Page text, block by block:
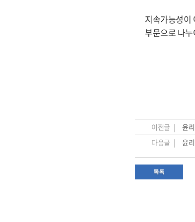
지속가능성이
부문으로 나
이전글 |
윤
다음글 |
윤